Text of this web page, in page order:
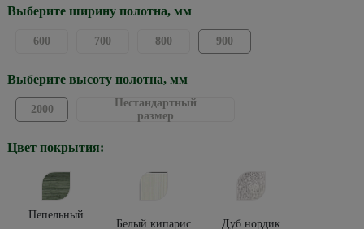
Выберите ширину полотна, мм
600 700 800 900
Выберите высоту полотна, мм
2000
Нестандартный
размер
Цвет покрытия:
Пепельный
Белый кипарис Дуб нордик